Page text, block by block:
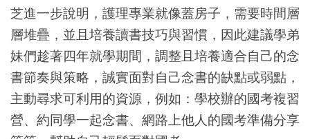
芝進一步說明，護理專業就像蓋房子，需要時間層
層堆疊，並且培養讀書技巧與習慣，因此建議學弟
妹們趁著四年就學期間，調整且培養適合自己的念
書節奏與策略，誠實面對自己念書的缺點或弱點，
主動尋求可利用的資源，例如：學校辦的國考複習
營、約同學一起念書、網路上他人的國考準備分享